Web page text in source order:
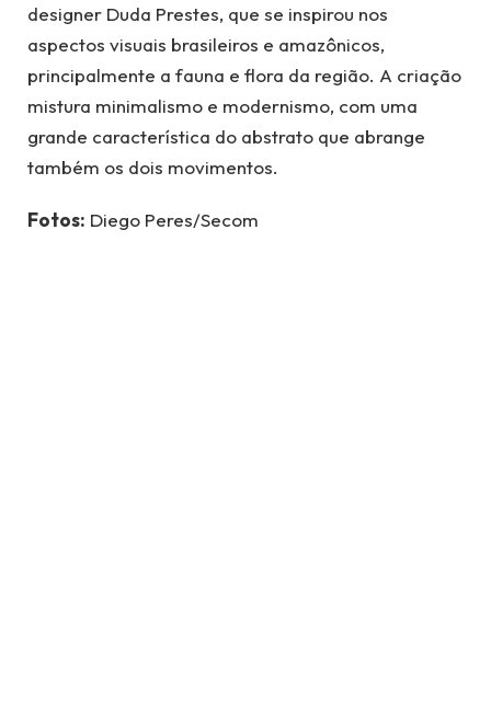
designer Duda Prestes, que se inspirou nos
aspectos visuais brasileiros e amazônicos,
principalmente a fauna e flora da região. A criação
mistura minimalismo e modernismo, com uma
grande característica do abstrato que abrange
também os dois movimentos.
Fotos: Diego Peres/Secom